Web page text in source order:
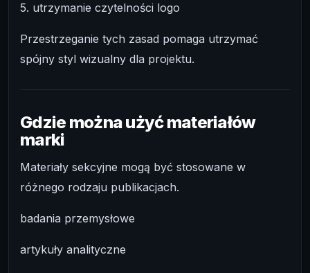
5. utrzymanie czytelności logo
Przestrzeganie tych zasad pomaga utrzymać
spójny styl wizualny dla projektu.
Gdzie można użyć materiałów
marki
Materiały sekcyjne mogą być stosowane w
różnego rodzaju publikacjach.
badania przemysłowe
artykuły analityczne